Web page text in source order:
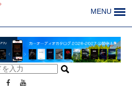
MENU